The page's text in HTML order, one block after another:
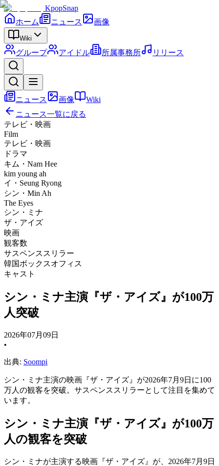
KpopSnap
ホーム
ニュース 画像
Wiki
グループ アイドル 所属事務所 リリース
ニュース 画像
Wiki
ニュース一覧に戻る
テレビ・映画
Film
テレビ・映画
ドラマ
キム・Nam Hee
kim young ah
イ・Seung Ryong
シン・Min Ah
The Eyes
シン・ミナ
ザ・アイズ
映画
観客数
サスペンススリラー
韓国ボックスオフィス
キャスト
シン・ミナ主演『ザ・アイズ』が100万
人突破
2026年07月09日
•
出典: Soompi
シン・ミナ主演の映画『ザ・アイズ』が2026年7月9日に100
万人の観客を突破。サスペンススリラーとして注目を集めて
います。
シン・ミナ主演『ザ・アイズ』が100万
人の観客を突破
シン・ミナが主演する映画『ザ・アイズ』が、2026年7月9日